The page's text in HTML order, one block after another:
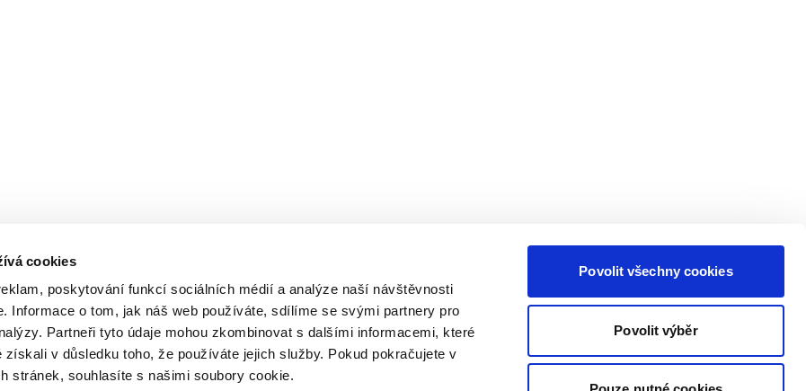
cookies
poskytování funkcí sociálních médií a analýze naší návštěvnosti
Informace o tom, jak náš web používáte, sdílíme se svými partnery pro
Partneři tyto údaje mohou zkombinovat s dalšími informacemi, které
v důsledku toho, že používáte jejich služby. Pokud pokračujete v
stránek, souhlasíte s našimi soubory cookie.
Povolit všechny cookies
Povolit výběr